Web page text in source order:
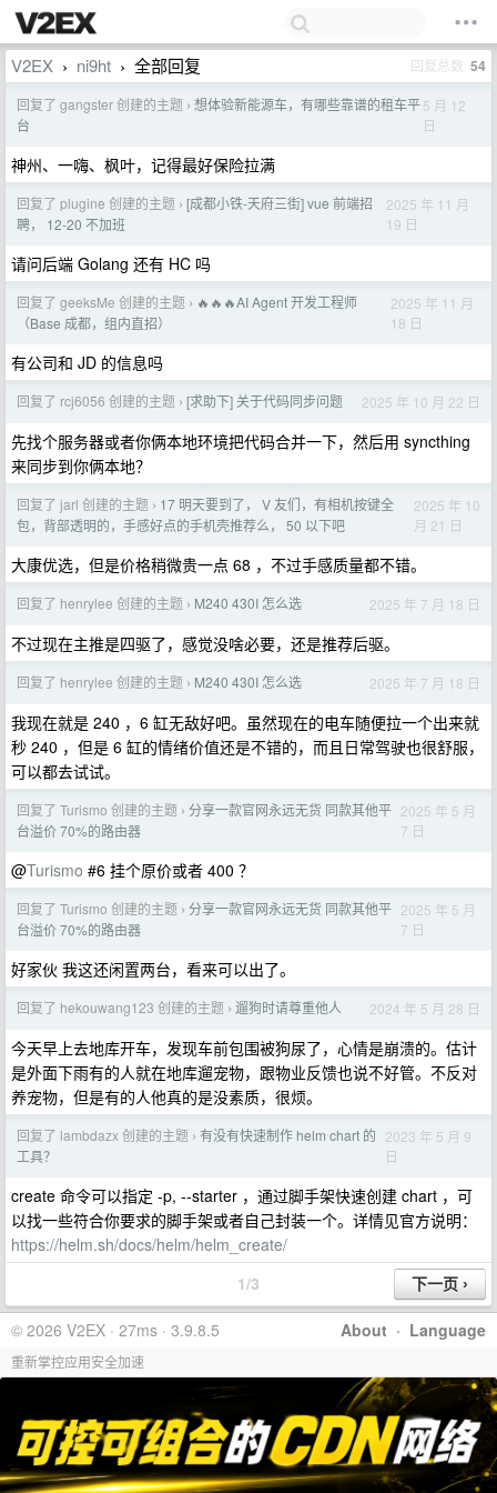
V2EX › ni9ht › 全部回复 回复总数 54
回复了 gangster 创建的主题 › 想体验新能源车，有哪些靠谱的租车平
台
5 月 12
日
神州、一嗨、枫叶，记得最好保险拉满
回复了 plugine 创建的主题 › [成都小铁-天府三街] vue 前端招
聘， 12-20 不加班
2025 年 11 月
19 日
请问后端 Golang 还有 HC 吗
回复了 geeksMe 创建的主题 › 🔥🔥🔥AI Agent 开发工程师
（Base 成都，组内直招）
2025 年 11 月
18 日
有公司和 JD 的信息吗
回复了 rcj6056 创建的主题 › [求助下] 关于代码同步问题 2025 年 10 月 22 日
先找个服务器或者你俩本地环境把代码合并一下，然后用 syncthing
来同步到你俩本地？
回复了 jarl 创建的主题 › 17 明天要到了， V 友们，有相机按键全
包，背部透明的，手感好点的手机壳推荐么， 50 以下吧
2025 年 10
月 21 日
大康优选，但是价格稍微贵一点 68 ，不过手感质量都不错。
回复了 henrylee 创建的主题 › M240 430I 怎么选 2025 年 7 月 18 日
不过现在主推是四驱了，感觉没啥必要，还是推荐后驱。
回复了 henrylee 创建的主题 › M240 430I 怎么选 2025 年 7 月 18 日
我现在就是 240 ，6 缸无敌好吧。虽然现在的电车随便拉一个出来就
秒 240 ，但是 6 缸的情绪价值还是不错的，而且日常驾驶也很舒服，
可以都去试试。
回复了 Turismo 创建的主题 › 分享一款官网永远无货 同款其他平
台溢价 70%的路由器
2025 年 5 月
7 日
@Turismo #6 挂个原价或者 400 ？
回复了 Turismo 创建的主题 › 分享一款官网永远无货 同款其他平
台溢价 70%的路由器
2025 年 5 月
7 日
好家伙 我这还闲置两台，看来可以出了。
回复了 hekouwang123 创建的主题 › 遛狗时请尊重他人 2024 年 5 月 28 日
今天早上去地库开车，发现车前包围被狗尿了，心情是崩溃的。估计
是外面下雨有的人就在地库遛宠物，跟物业反馈也说不好管。不反对
养宠物，但是有的人他真的是没素质，很烦。
回复了 lambdazx 创建的主题 › 有没有快速制作 helm chart 的
工具？
2023 年 5 月 9
日
create 命令可以指定 -p, --starter ，通过脚手架快速创建 chart ，可
以找一些符合你要求的脚手架或者自己封装一个。详情见官方说明：
https://helm.sh/docs/helm/helm_create/
1/3
About · Language
© 2026 V2EX · 27ms · 3.9.8.5
重新掌控应用安全加速